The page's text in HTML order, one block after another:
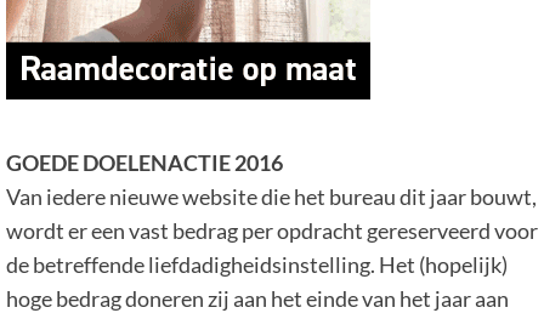
GOEDE DOELENACTIE 2016
Van iedere nieuwe website die het bureau dit jaar bouwt,
wordt er een vast bedrag per opdracht gereserveerd voor
de betreffende liefdadigheidsinstelling. Het (hopelijk)
hoge bedrag doneren zij aan het einde van het jaar aan